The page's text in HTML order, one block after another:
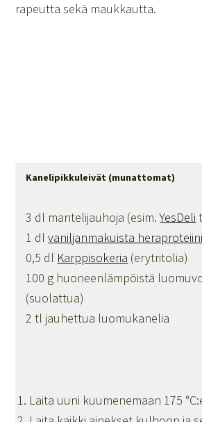
rapeutta sekä maukkautta.
Kanelipikkuleivät (munattomat)
3 dl mantelijauhoja (esim.YesDeli
1 dlvaniljanmakuista
0,5 dl Karppisokeria (erytritolia)
100 g huoneenlämpöistä
(suolattua)
2 tl jauhettua luomukanelia
Laita uuni kuumenemaan 175